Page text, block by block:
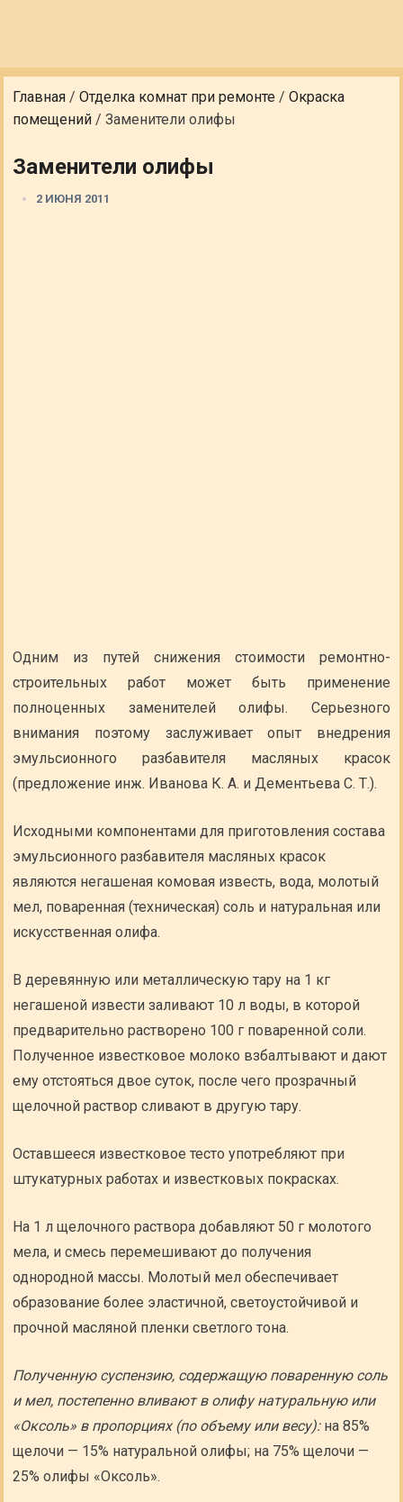
Главная /Отделка комнат при ремонте /Окраска
помещений /Заменители олифы
Заменители олифы
2 ИЮНЯ 2011
Одним из путей снижения стоимости ремонтно-
строительных работ может быть применение
полноценных заменителей олифы. Серьезного
внимания поэтому заслуживает опыт внедрения
эмульсионного разбавителя масляных красок
(предложение инж. Иванова К. А. и Дементьева С. Т.).
Исходными компонентами для приготовления состава
эмульсионного разбавителя масляных красок
являются негашеная комовая известь, вода, молотый
мел, поваренная (техническая) соль и натуральная или
искусственная олифа.
В деревянную или металлическую тару на 1 кг
негашеной извести заливают 10 л воды, в которой
предварительно растворено 100 г поваренной соли.
Полученное известковое молоко взбалтывают и дают
ему отстояться двое суток, после чего прозрачный
щелочной раствор сливают в другую тару.
Оставшееся известковое тесто употребляют при
штукатурных работах и известковых покрасках.
На 1 л щелочного раствора добавляют 50 г молотого
мела, и смесь перемешивают до получения
однородной массы. Молотый мел обеспечивает
образование более эластичной, светоустойчивой и
прочной масляной пленки светлого тона.
Полученную суспензию, содержащую поваренную соль
и мел, постепенно вливают в олифу натуральную или
«Оксоль» в пропорциях (по объему или весу):на 85%
щелочи — 15% натуральной олифы; на 75% щелочи —
25% олифы «Оксоль».